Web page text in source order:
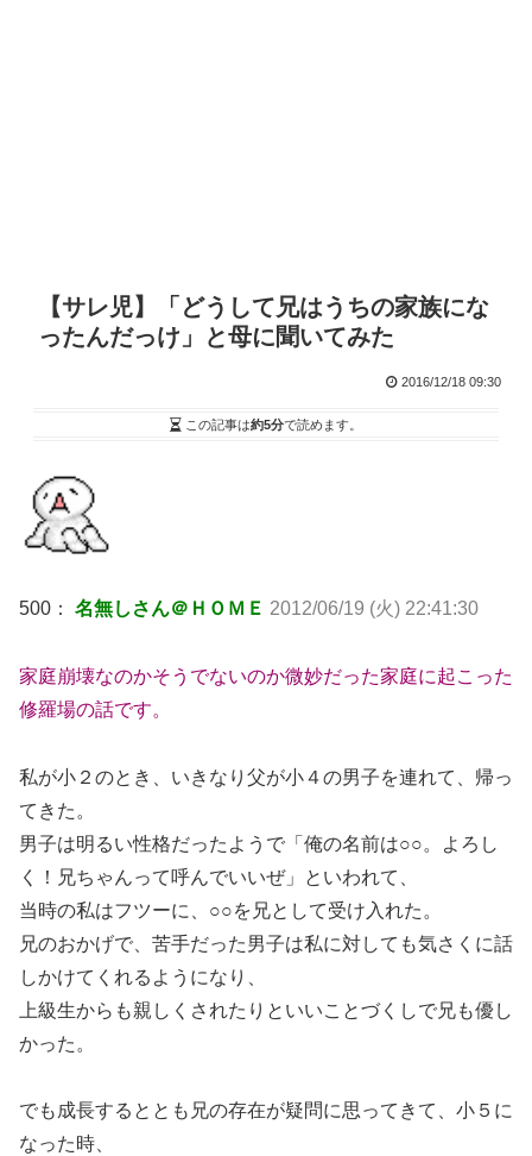
【サレ児】「どうして兄はうちの家族にな
ったんだっけ」と母に聞いてみた
2016/12/18 09:30
この記事は約5分で読めます。
500： 名無しさん＠ＨＯＭＥ 2012/06/19 (火) 22:41:30
家庭崩壊なのかそうでないのか微妙だった家庭に起こった
修羅場の話です。
私が小２のとき、いきなり父が小４の男子を連れて、帰っ
てきた。
男子は明るい性格だったようで「俺の名前は○○。よろし
く！兄ちゃんって呼んでいいぜ」といわれて、
当時の私はフツーに、○○を兄として受け入れた。
兄のおかげで、苦手だった男子は私に対しても気さくに話
しかけてくれるようになり、
上級生からも親しくされたりといいことづくしで兄も優し
かった。
でも成長するととも兄の存在が疑問に思ってきて、小５に
なった時、